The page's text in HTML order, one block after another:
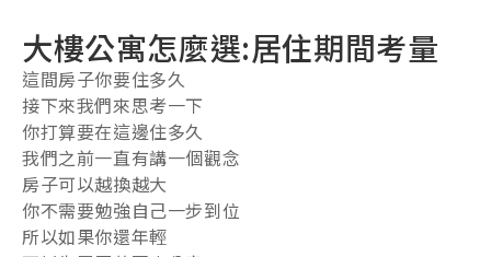
大樓公寓怎麼選:居住期間考量
這間房子你要住多久
接下來我們來思考一下
你打算要在這邊住多久
我們之前一直有講一個觀念
房子可以越換越大
你不需要勉強自己一步到位
所以如果你還年輕